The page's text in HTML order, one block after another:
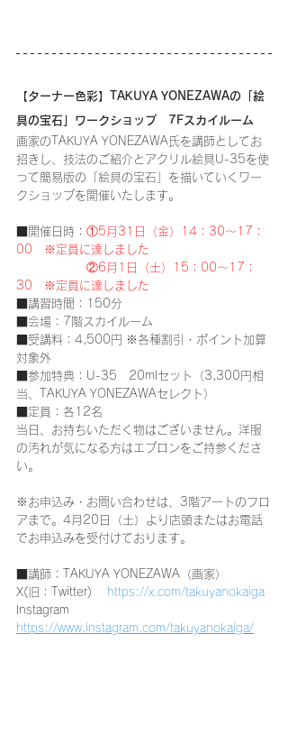
【ターナー色彩】TAKUYA YONEZAWAの「絵
具の宝石」ワークショップ　7Fスカイルーム
画家のTAKUYA YONEZAWA氏を講師としてお
招きし、 技法のご紹介とアクリル絵具U-35を使
って簡易版の「絵具の宝石」を描いていくワー
クショップを開催いたします。
■開催日時： ①5月31日（金）14：30～17：
00
※定員に達しました
②6月1日（土）15：00～17：
30　※定員に達しました
■講習時間：150分
■会場：7階スカイルーム
■受講料：4,500円 ※各種割引・ポイント加算
対象外
■参加特典： U-35　20mlセット（3,300円相
当、TAKUYA YONEZAWAセレクト）
■定員：各12名
当日、お持ちいただく物はございません。洋服
の汚れが気になる方はエプロンをご持参くださ
い。
※お申込み・お問い合わせは、3階アートのフロ
アまで。 4月20日（土）より 店頭またはお電話
でお申込みを受付けております。
■講師：
TAKUYA YONEZAWA（画家）
X(旧：Twitter) https://x.com/takuyanokaiga
Instagram
https://www.instagram.com/takuyanokaiga/